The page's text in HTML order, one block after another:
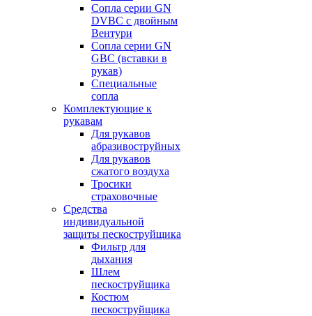
Сопла серии GN
DVBC с двойным
Вентури
Сопла серии GN
GBC (вставки в
рукав)
Специальные
сопла
Комплектующие к
рукавам
Для рукавов
абразивоструйных
Для рукавов
сжатого воздуха
Тросики
страховочные
Средства
индивидуальной
защиты пескоструйщика
Фильтр для
дыхания
Шлем
пескоструйщика
Костюм
пескоструйщика